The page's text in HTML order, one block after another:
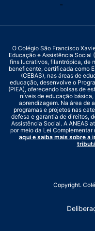
O Colégio São Francisco
Educação e Assistência Social
fins lucrativos, filantrópica, de
beneficente, certificada como
(CEBAS), nas áreas de
educação, desenvolve o
(PIEA), oferecendo bolsas de
níveis de educação
aprendizagem. Na área de
programas e projetos nas
defesa e garantia de direitos,
Assistência Social. A ANEAS
por meio da Lei Complementar
aqui e saiba mais sobre a
Copyright.